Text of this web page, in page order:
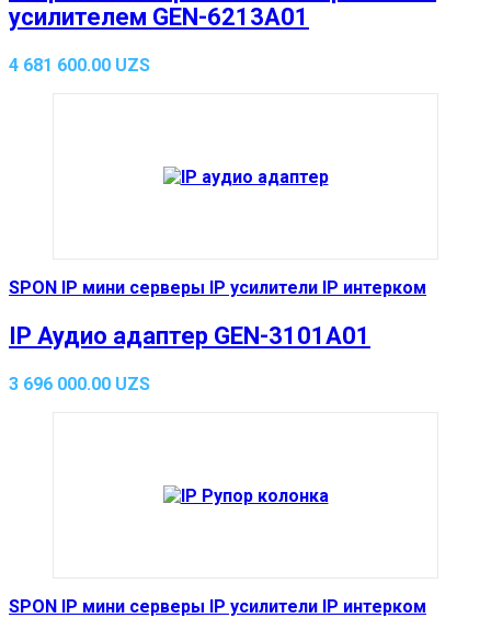
усилителем GEN-6213A01
4 681 600.00 UZS
SPON IP мини серверы IP усилители IP интерком
IP Аудио адаптер GEN-3101A01
3 696 000.00 UZS
SPON IP мини серверы IP усилители IP интерком